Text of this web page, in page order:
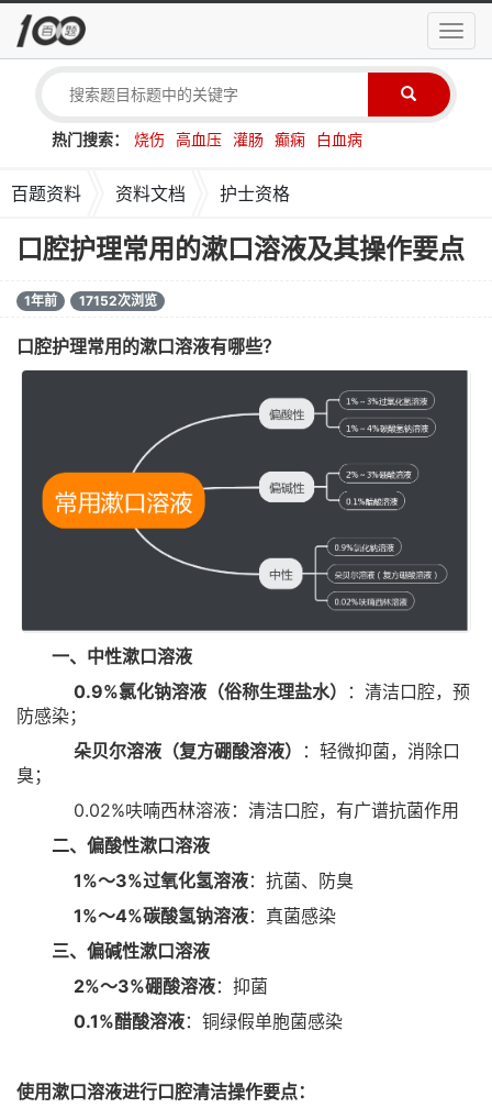
导
航
热门搜索： 烧伤 高血压 灌肠 癫痫 白血病
百题资料 资料文档 护士资格
口腔护理常用的漱口溶液及其操作要点
1年前 17152次浏览
口腔护理常用的漱口溶液有哪些？
一、中性漱口溶液
0.9%氯化钠溶液（俗称生理盐水）
：清洁口腔，预
防感染；
朵贝尔溶液（复方硼酸溶液）
：轻微抑菌，消除口
臭；
0.02%呋喃西林溶液：清洁口腔，有广谱抗菌作用
二、偏酸性漱口溶液
1%～3%过氧化氢溶液：抗菌、防臭
1%～4%碳酸氢钠溶液：真菌感染
三、偏碱性漱口溶液
2%～3%硼酸溶液：抑菌
0.1%醋酸溶液：铜绿假单胞菌感染
使用漱口溶液进行口腔清洁操作要点：